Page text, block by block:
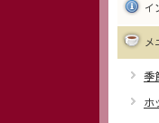
イ
メ
季
ホ